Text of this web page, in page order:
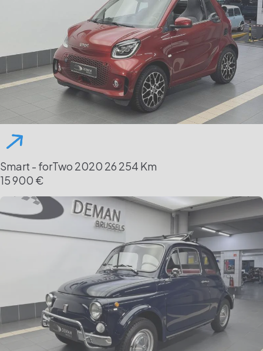
Smart - forTwo 2020 26 254 Km
15 900 €